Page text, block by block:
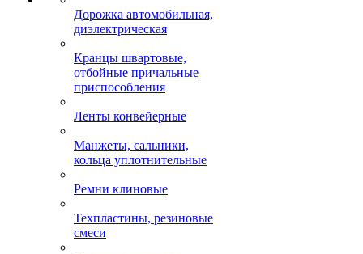
Дорожка автомобильная,
диэлектрическая
Кранцы швартовые,
отбойные причальные
приспособления
Ленты конвейерные
Манжеты, сальники,
кольца уплотнительные
Ремни клиновые
Техпластины, резиновые
смеси